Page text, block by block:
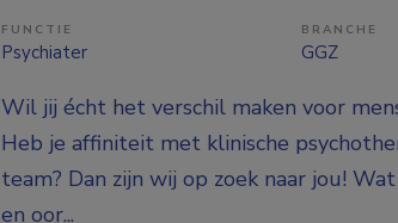
FUNCTIE
Psychiater
BRANCHE
GGZ
Wil jij écht het verschil maken voor
Heb je affiniteit met klinische
team? Dan zijn wij op zoek naar jou!
en oor...